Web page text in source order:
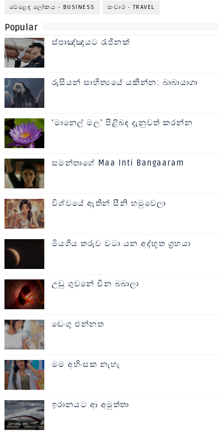
වෙළෙඳ ලෝකය - BUSINESS සංචාර - TRAVEL
Popular
ස්පාඤ්ඤයට රැජිනක්
රුසියන් සාහිත්‍යයේ යකින්න: බාබායාගා
‘මානෙල් මල’ පිළිබඳ දැනුවත් කරන්න
සමන්තාගේ Maa Inti Bangaaram
විශ්වයේ ඈතින් සීනි හමුවෙලා
මියගිය තරුව වටා යන අද්භූත ග්‍රහයා
උඩු ගුවනේ චීන බබාලා
ඩෙංගු එන්නත
මම අහිංසක නැහැ
ඉරානයට ආ අමුත්තා